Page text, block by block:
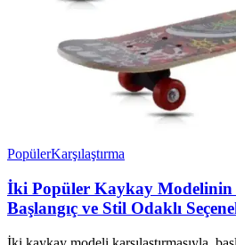
PopülerKarşılaştırma
İki Popüler Kaykay Modelinin
Başlangıç ve Stil Odaklı